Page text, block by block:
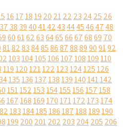
16171819 20 2122 23 2425 26
37 38 39404142434445464748
60616263646566676869 70
818283848586878889909192
103104105106107108109110
119120121122123124125126
135136137138139140141142
151152153154155156157158
167168169170171172173174
183184185186187188189190
199 200 201202 203 204205 206